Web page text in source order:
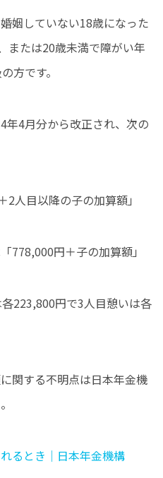
姻していない18歳になった
または20歳未満で障がい年
方です。
年4月分から改正され、次の
2人目以降の子の加算額」
778,000円＋子の加算額」
223,800円で3人目憩いは各
関する不明点は日本年金機
るとき｜日本年金機構